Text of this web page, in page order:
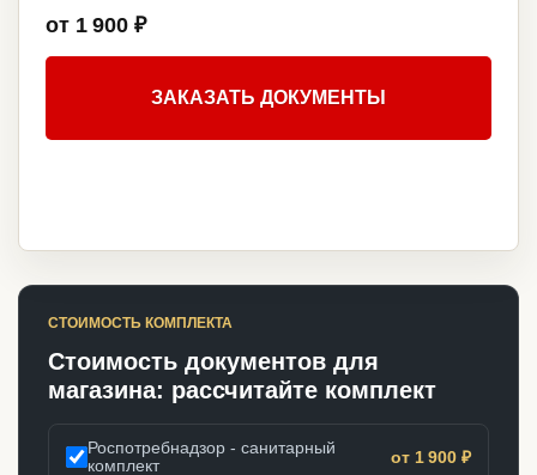
от 1 900 ₽
ЗАКАЗАТЬ ДОКУМЕНТЫ
СТОИМОСТЬ КОМПЛЕКТА
Стоимость документов для
магазина: рассчитайте комплект
Роспотребнадзор - санитарный
комплект
от 1 900 ₽